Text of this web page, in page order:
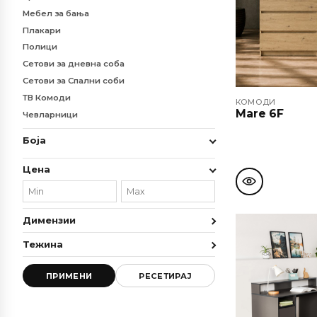
Мебел за бања
Плакари
Полици
Сетови за дневна соба
Сетови за Спални соби
ТВ Комоди
Чевларници
Боја
Цена
Димензии
Тежина
ПРИМЕНИ РЕСЕТИРАЈ
КОМОДИ
Mare 6F